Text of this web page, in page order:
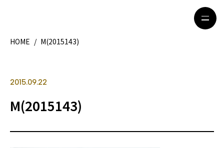
観光ガイド
ライフスタイル
HOME / M(2015143)
2015.09.22
M(2015143)